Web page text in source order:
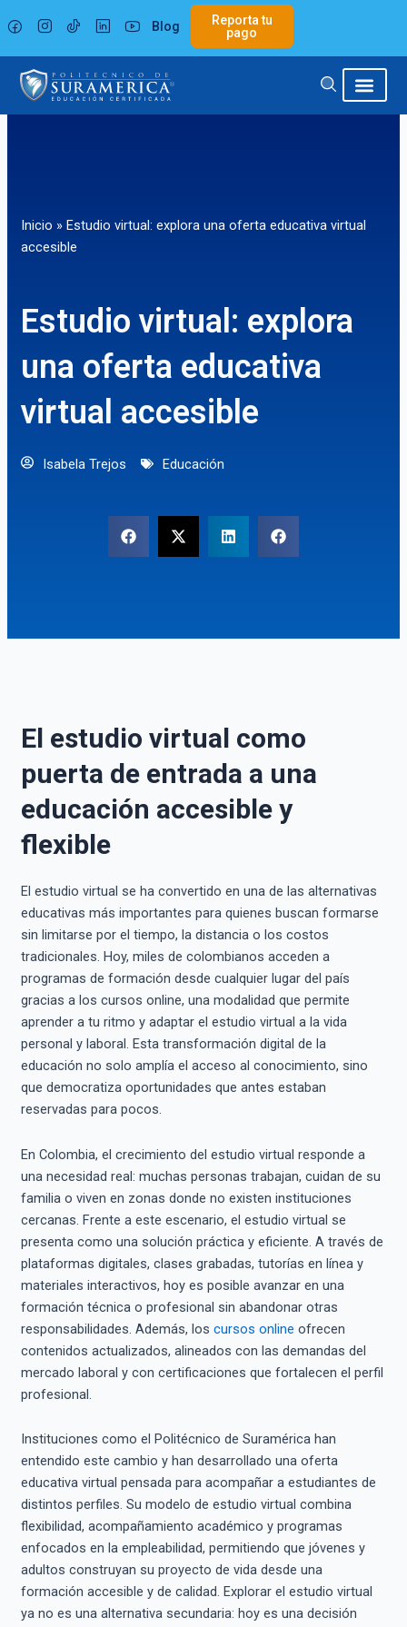
al
contenido
Blog
Reporta tu
pago
Inicio » Estudio virtual: explora una oferta educativa virtual
accesible
Estudio virtual: explora
una oferta educativa
virtual accesible
Isabela Trejos Educación
El estudio virtual como
puerta de entrada a una
educación accesible y
flexible
El estudio virtual se ha convertido en una de las alternativas
educativas más importantes para quienes buscan formarse
sin limitarse por el tiempo, la distancia o los costos
tradicionales. Hoy, miles de colombianos acceden a
programas de formación desde cualquier lugar del país
gracias a los cursos online, una modalidad que permite
aprender a tu ritmo y adaptar el estudio virtual a la vida
personal y laboral. Esta transformación digital de la
educación no solo amplía el acceso al conocimiento, sino
que democratiza oportunidades que antes estaban
reservadas para pocos.
En Colombia, el crecimiento del estudio virtual responde a
una necesidad real: muchas personas trabajan, cuidan de su
familia o viven en zonas donde no existen instituciones
cercanas. Frente a este escenario, el estudio virtual se
presenta como una solución práctica y eficiente. A través de
plataformas digitales, clases grabadas, tutorías en línea y
materiales interactivos, hoy es posible avanzar en una
formación técnica o profesional sin abandonar otras
responsabilidades. Además, los cursos online ofrecen
contenidos actualizados, alineados con las demandas del
mercado laboral y con certificaciones que fortalecen el perfil
profesional.
Instituciones como el Politécnico de Suramérica han
entendido este cambio y han desarrollado una oferta
educativa virtual pensada para acompañar a estudiantes de
distintos perfiles. Su modelo de estudio virtual combina
flexibilidad, acompañamiento académico y programas
enfocados en la empleabilidad, permitiendo que jóvenes y
adultos construyan su proyecto de vida desde una
formación accesible y de calidad. Explorar el estudio virtual
ya no es una alternativa secundaria: hoy es una decisión